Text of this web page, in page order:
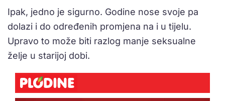
Ipak, jedno je sigurno. Godine nose svoje pa
dolazi i do određenih promjena na i u tijelu.
Upravo to može biti razlog manje seksualne
želje u starijoj dobi.